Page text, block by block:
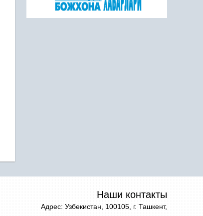
Наши контакты
Адрес: Узбекистан, 100105, г. Ташкент,